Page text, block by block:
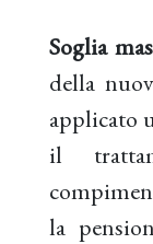
Soglia
della
applicato
il
la